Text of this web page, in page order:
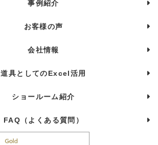
事例紹介
お客様の声
会社情報
道具としてのExcel活用
ショールーム紹介
FAQ（よくある質問）